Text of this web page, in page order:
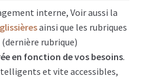
interne, Voir aussi la
ainsi que les rubriques
rubrique)
en fonction de vos besoins.
et vite accessibles,